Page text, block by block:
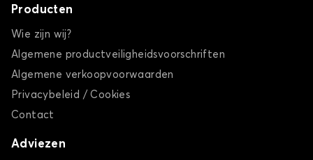
Producten
Wie zijn wij?
Algemene productveiligheidsvoorschriften
Algemene verkoopvoorwaarden
Privacybeleid / Cookies
Contact
Adviezen